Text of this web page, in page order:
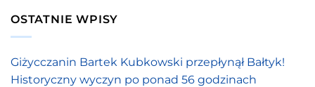
OSTATNIE WPISY
Giżycczanin Bartek Kubkowski przepłynął Bałtyk!
Historyczny wyczyn po ponad 56 godzinach